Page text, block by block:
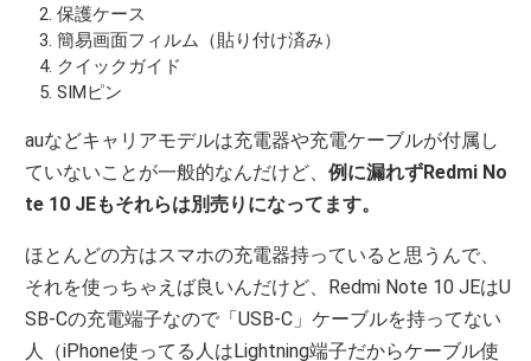
保護ケース
簡易画面フィルム（貼り付け済み）
クイックガイド
SIMピン
auなどキャリアモデルは充電器や充電ケーブルが付属し
ていないことが一般的なんだけど、例に漏れずRedmi No
te 10 JEもそれらは別売りになってます。
ほとんどの方はスマホの充電器持っていると思うんで、
それを使っちゃえば良いんだけど、Redmi Note 10 JEはU
SB-Cの充電端子なので「USB-C」ケーブルを持ってない
人（iPhone使ってる人はLightning端子だからケーブル使